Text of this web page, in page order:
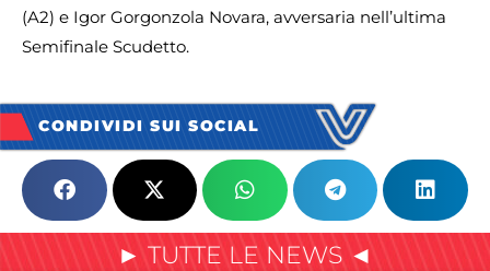
(A2) e Igor Gorgonzola Novara, avversaria nell’ultima
Semifinale Scudetto.
CONDIVIDI SUI SOCIAL
► TUTTE LE NEWS ◄